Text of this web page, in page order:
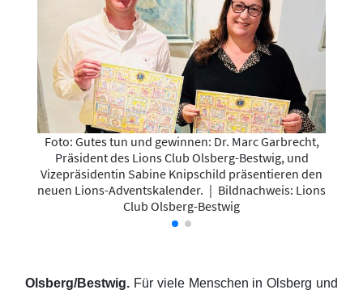
Foto: Gutes tun und gewinnen: Dr. Marc Garbrecht,
Präsident des Lions Club Olsberg-Bestwig, und
Vizepräsidentin Sabine Knipschild präsentieren den
neuen Lions-Adventskalender. | Bildnachweis: Lions
Club Olsberg-Bestwig
Olsberg/Bestwig. Für viele Menschen in Olsberg und